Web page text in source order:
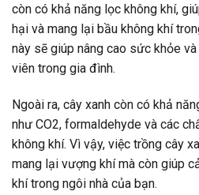
còn có khả năng lọc không khí,
hại và mang lại bầu không khí
này sẽ giúp nâng cao sức khỏe
viên trong gia đình.
Ngoài ra, cây xanh còn có khả
như CO2, formaldehyde và các
không khí. Vì vậy, việc trồng cây
mang lại vượng khí mà còn giúp
khí trong ngôi nhà của bạn.